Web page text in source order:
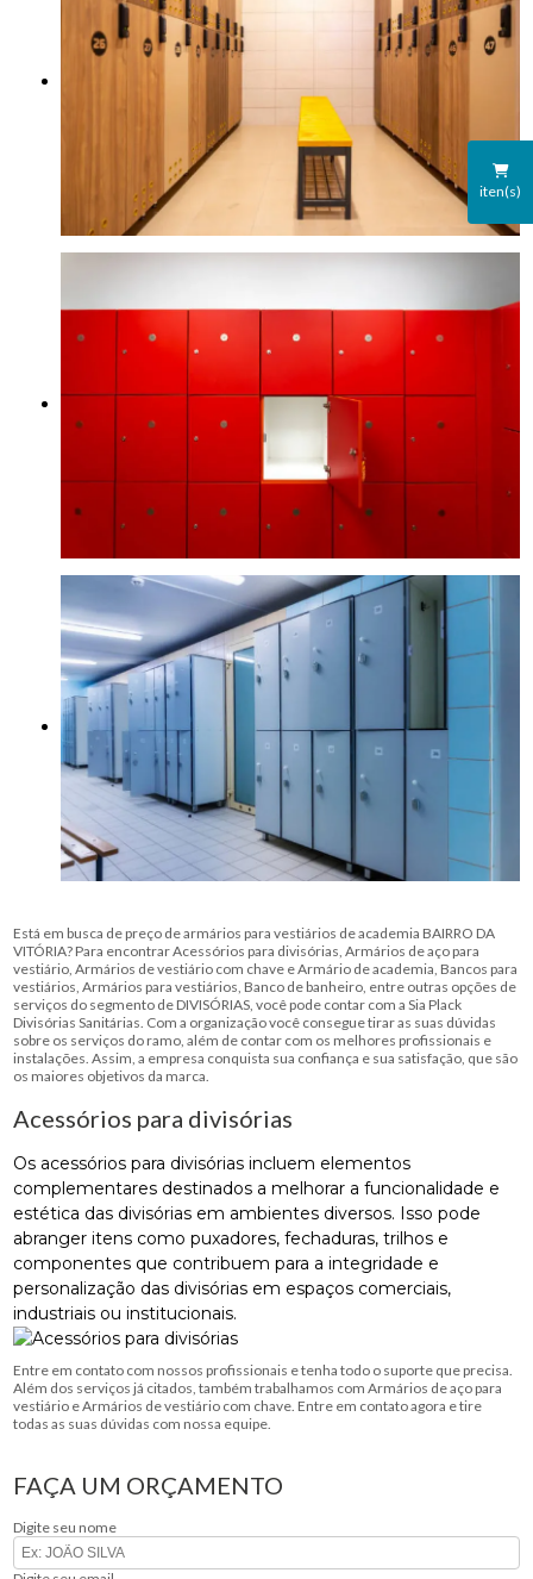
iten(s)
Está em busca de preço de armários para vestiários de academia BAIRRO DA
VITÓRIA? Para encontrar Acessórios para divisórias, Armários de aço para
vestiário, Armários de vestiário com chave e Armário de academia, Bancos para
vestiários, Armários para vestiários, Banco de banheiro, entre outras opções de
serviços do segmento de DIVISÓRIAS, você pode contar com a Sia Plack
Divisórias Sanitárias. Com a organização você consegue tirar as suas dúvidas
sobre os serviços do ramo, além de contar com os melhores profissionais e
instalações. Assim, a empresa conquista sua confiança e sua satisfação, que são
os maiores objetivos da marca.
Acessórios para divisórias
Os acessórios para divisórias incluem elementos
complementares destinados a melhorar a funcionalidade e
estética das divisórias em ambientes diversos. Isso pode
abranger itens como puxadores, fechaduras, trilhos e
componentes que contribuem para a integridade e
personalização das divisórias em espaços comerciais,
industriais ou institucionais.
Entre em contato com nossos profissionais e tenha todo o suporte que precisa.
Além dos serviços já citados, também trabalhamos com Armários de aço para
vestiário e Armários de vestiário com chave. Entre em contato agora e tire
todas as suas dúvidas com nossa equipe.
FAÇA UM ORÇAMENTO
Digite seu nome